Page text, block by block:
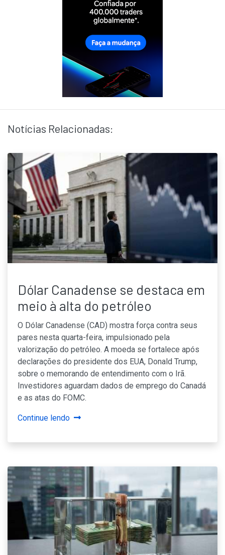
Notícias Relacionadas:
Dólar Canadense se destaca em
meio à alta do petróleo
O Dólar Canadense (CAD) mostra força contra seus
pares nesta quarta-feira, impulsionado pela
valorização do petróleo. A moeda se fortalece após
declarações do presidente dos EUA, Donald Trump,
sobre o memorando de entendimento com o Irã.
Investidores aguardam dados de emprego do Canadá
e as atas do FOMC.
Continue lendo